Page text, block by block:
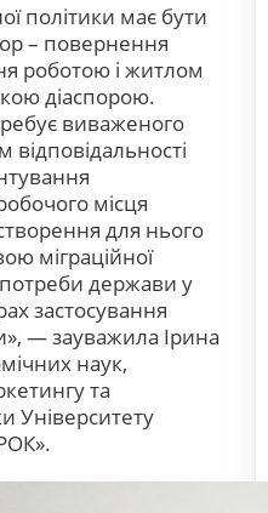
політики має бути
– повернення
роботою і житлом
діаспорою.
виваженого
місця
для нього
міграційної
потреби держави у
застосування
— зауважила Ірина
наук,
та
Університету